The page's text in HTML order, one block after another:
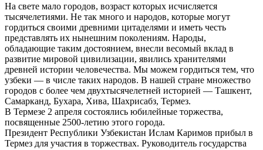
На свете мало городов, возраст которых исчисляется
тысячелетиями. Не так много и народов, которые могут
гордиться своими древними цитаделями и иметь честь
представлять их нынешним поколениям. Народы,
обладающие таким достоянием, внесли весомый вклад в
развитие мировой цивилизации, явились хранителями
древней истории человечества. Мы можем гордиться тем, что
узбеки — в числе таких народов. В нашей стране множество
городов с более чем двухтысячелетней историей — Ташкент,
Самарканд, Бухара, Хива, Шахрисабз, Термез.
В Термезе 2 апреля состоялись юбилейные торжества,
посвященные 2500-летию этого города.
Президент Республики Узбекистан Ислам Каримов прибыл в
Термез для участия в торжествах. Руководитель государства